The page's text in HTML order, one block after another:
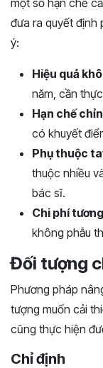
đưa ra quyết định
ý:
Hiệu quả
năm, cần
Hạn chế
có khuyết
Phụ thuộc
thuộc nhiều
bác sĩ.
Chi phí
không phẫu
Đối tượng
Phương pháp
tượng muốn cải
cũng thực hiện
Chỉ định